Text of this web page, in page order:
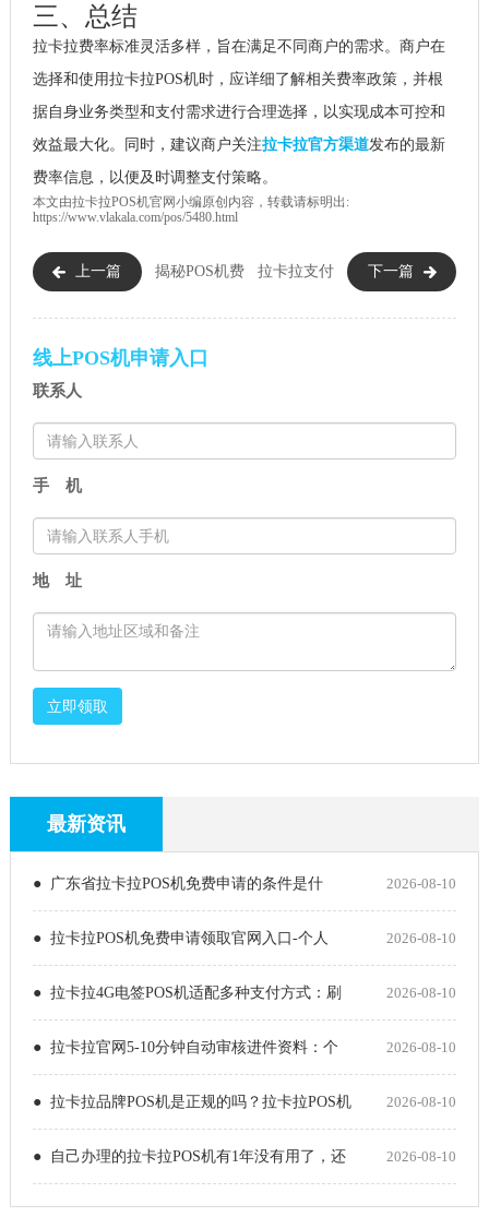
三、总结
拉卡拉费率标准灵活多样，旨在满足不同商户的需求。商户在
选择和使用拉卡拉POS机时，应详细了解相关费率政策，并根
据自身业务类型和支付需求进行合理选择，以实现成本可控和
效益最大化。同时，建议商户关注拉卡拉官方渠道发布的最新
费率信息，以便及时调整支付策略。
本文由拉卡拉POS机官网小编原创内容，转载请标明出:
https://www.vlakala.com/pos/5480.html
上一篇 揭秘POS机费
分？
下一篇
拉卡拉支付
线上POS机申请入口
联系人
手 机
地 址
立即领取
最新资讯
● 广东省拉卡拉POS机免费申请的条件是什 2026-08-10
● 拉卡拉POS机免费申请领取官网入口-个人 2026-08-10
● 拉卡拉4G电签POS机适配多种支付方式：刷 2026-08-10
● 拉卡拉官网5-10分钟自动审核进件资料：个 2026-08-10
● 拉卡拉品牌POS机是正规的吗？拉卡拉POS机 2026-08-10
● 自己办理的拉卡拉POS机有1年没有用了，还 2026-08-10